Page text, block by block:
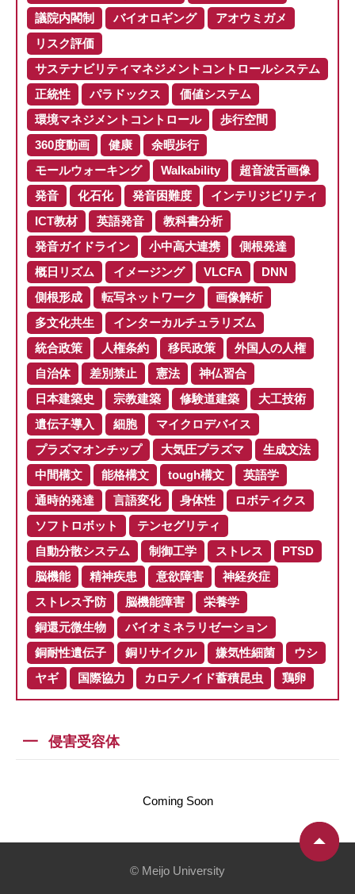
議院内閣制
バイオロギング
アオウミガメ
リスク評価
サステナビリティマネジメントコントロールシステム
正統性
パラドックス
価値システム
環境マネジメントコントロール
歩行空間
360度動画
健康
余暇歩行
モールウォーキング
Walkability
超音波舌画像
発音
化石化 発音困難度
インテリジビリティ
ICT教材
英語発音
教科書分析
発音ガイドライン
小中高大連携
側根発達
概日リズム
イメージング VLCFA
DNN
側根形成
転写ネットワーク
画像解析
多文化共生
インターカルチュラリズム
統合政策
人権条約 移民政策
外国人の人権
自治体
差別禁止 憲法
神仏習合
日本建築史
宗教建築 修験道建築
大工技術
遺伝子導入
細胞
マイクロデバイス
プラズマオンチップ
大気圧プラズマ
生成文法
中間構文
能格構文 tough構文
英語学
通時的発達
言語変化 身体性
ロボティクス
ソフトロボット
テンセグリティ
自動分散システム
制御工学 ストレス
PTSD
脳機能
精神疾患 意欲障害
神経炎症
ストレス予防
脳機能障害
栄養学
銅還元微生物
バイオミネラリゼーション
銅耐性遺伝子
銅リサイクル 嫌気性細菌
ウシ
ヤギ
国際協力 カロテノイド蓄積昆虫 鶏卵
侵害受容体
Coming Soon
© Meijo University